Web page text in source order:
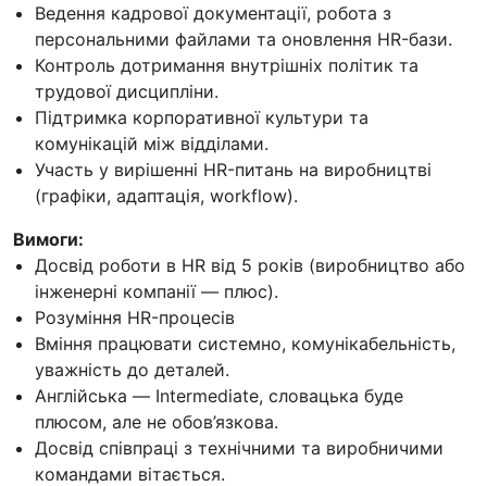
Ведення кадрової документації, робота з
персональними файлами та оновлення HR-бази.
Контроль дотримання внутрішніх політик та
трудової дисципліни.
Підтримка корпоративної культури та
комунікацій між відділами.
Участь у вирішенні HR-питань на виробництві
(графіки, адаптація, workflow).
Вимоги:
Досвід роботи в HR від 5 років (виробництво або
інженерні компанії — плюс).
Розуміння HR-процесів
Вміння працювати системно, комунікабельність,
уважність до деталей.
Англійська — Intermediate, словацька буде
плюсом, але не обов’язкова.
Досвід співпраці з технічними та виробничими
командами вітається.